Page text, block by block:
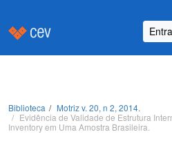
Biblioteca
Motriz v. 20, n 2, 2014.
Evidência de Validade de Estrutura
Inventory em Uma Amostra Brasileira.